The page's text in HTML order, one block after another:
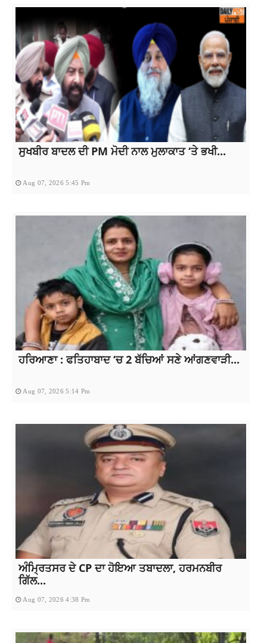
ਸੁਖਬੀਰ ਬਾਦਲ ਦੀ PM ਮੋਦੀ ਨਾਲ ਮੁਲਾਕਾਤ ‘ਤੇ ਭਖੀ...
Aug 07, 2026 5:45 Pm
ਹਰਿਆਣਾ : ਫਤਿਹਾਬਾਦ ‘ਚ 2 ਬੱਚਿਆਂ ਸਣੇ ਆਂਗਣਵਾੜੀ...
Aug 07, 2026 5:14 Pm
ਅੰਮ੍ਰਿਤਸਰ ਦੇ CP ਦਾ ਹੋਇਆ ਤਬਾਦਲਾ, ਹਰਮਨਬੀਰ
ਗਿੱਲ...
Aug 07, 2026 4:38 Pm